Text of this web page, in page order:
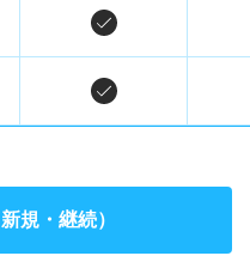
規・継続）